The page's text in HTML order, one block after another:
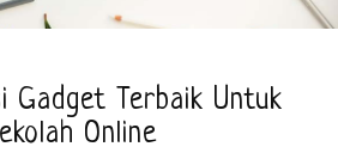
Gadget Terbaik Untuk
Online